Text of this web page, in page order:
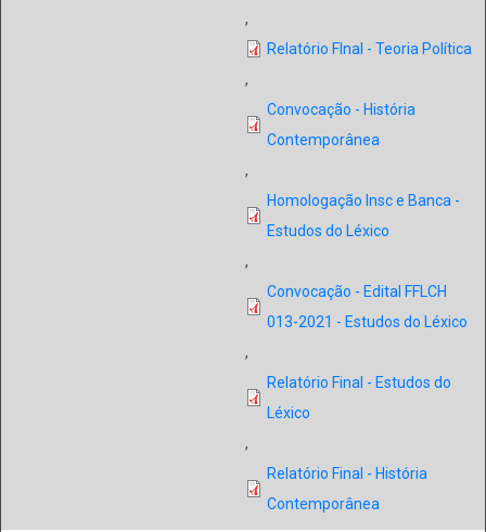
,
Relatório FInal - Teoria Política
,
Convocação - História
Contemporânea
,
Homologação Insc e Banca -
Estudos do Léxico
,
Convocação - Edital FFLCH
013-2021 - Estudos do Léxico
,
Relatório Final - Estudos do
Léxico
,
Relatório Final - História
Contemporânea